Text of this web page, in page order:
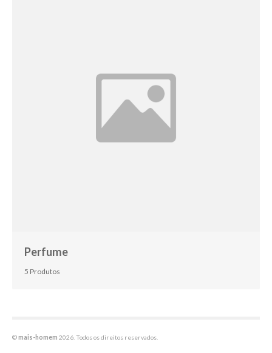
Perfume
5 Produtos
©mais-homem 2026. Todos os direitos reservados.